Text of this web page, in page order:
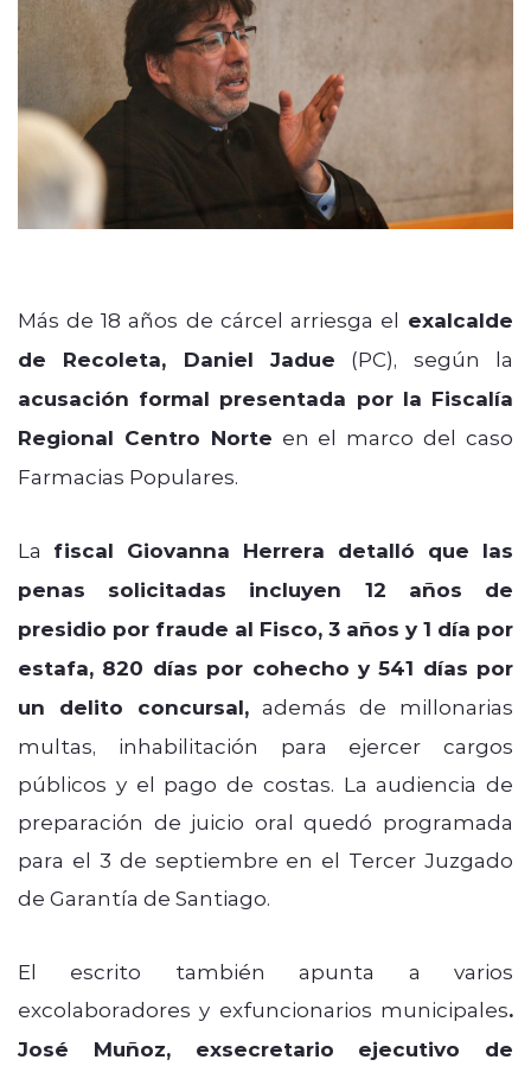
modo claro
Más de 18 años de cárcel arriesga el exalcalde
de Recoleta, Daniel Jadue (PC), según la
acusación formal presentada por la Fiscalía
Regional Centro Norte en el marco del caso
Farmacias Populares.
La fiscal Giovanna Herrera detalló que las
penas solicitadas incluyen 12 años de
presidio por fraude al Fisco, 3 años y 1 día por
estafa, 820 días por cohecho y 541 días por
un delito concursal, además de millonarias
multas, inhabilitación para ejercer cargos
públicos y el pago de costas. La audiencia de
preparación de juicio oral quedó programada
para el 3 de septiembre en el Tercer Juzgado
de Garantía de Santiago.
El escrito también apunta a varios
excolaboradores y exfuncionarios municipales.
José Muñoz, exsecretario ejecutivo de